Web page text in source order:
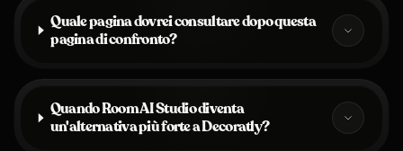
Quale pagina dovrei consultare dopo questa
pagina di confronto?
Quando Room AI Studio diventa
un'alternativa più forte a Decoratly?